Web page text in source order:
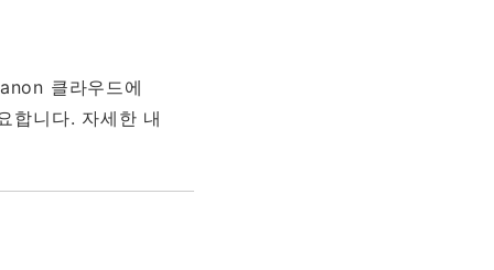
클라우드에
합니다. 자세한 내